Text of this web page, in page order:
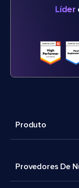
Líder
Produto
Provedores De